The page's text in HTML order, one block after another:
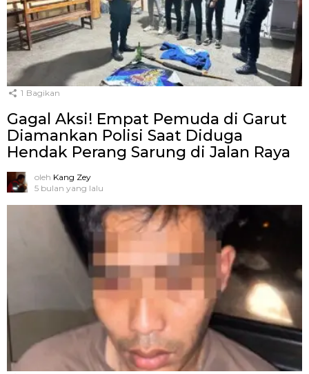
1 Bagikan
Gagal Aksi! Empat Pemuda di Garut
Diamankan Polisi Saat Diduga
Hendak Perang Sarung di Jalan Raya
oleh Kang Zey
5 bulan yang lalu